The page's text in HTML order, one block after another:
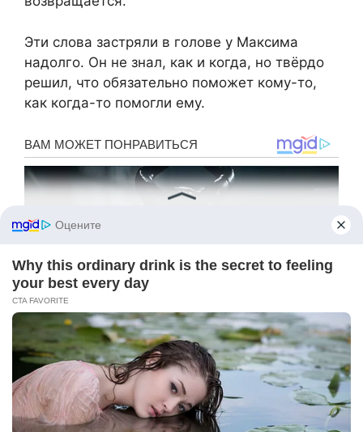
Эти слова застряли в голове у Максима
надолго. Он не знал, как и когда, но твёрдо
решил, что обязательно поможет кому-то,
как когда-то помогли ему.